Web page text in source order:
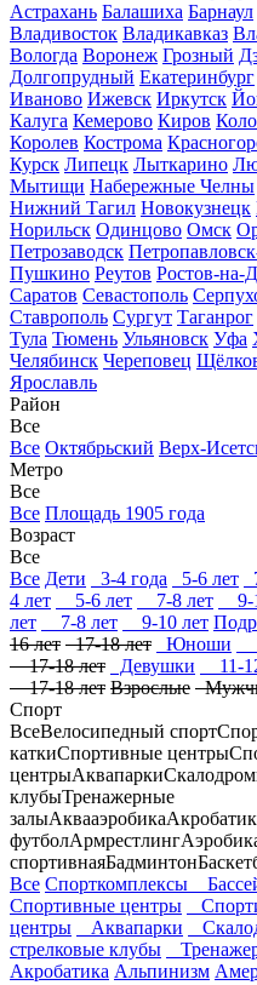
Астрахань Балашиха Барнаул
Владивосток Владикавказ
Вологда Воронеж Грозный
Долгопрудный Екатеринбург
Иваново Ижевск Иркутск
Калуга Кемерово Киров
Королев Кострома
Курск Липецк Лыткарино
Мытищи Набережные Челны
Нижний Тагил Новокузнецк
Норильск Одинцово Омск
Петрозаводск
Пушкино Реутов Ростов-на-
Саратов Севастополь
Ставрополь Сургут Таганрог
Тула Тюмень Ульяновск Уфа
Челябинск Череповец
Ярославль
Район
Все
Все Октябрьский Верх-
Метро
Все
Все Площадь 1905 года
Возраст
Все
Все Дети 3-4 года 5-6 лет
4 лет
5-6 лет 7-8 лет 9-
лет
7-8 лет 9-10 лет
16 лет 17-18 лет Юноши
17-18 лет
Девушки 11-
17-18 лет Взрослые
Спорт
ВсеВелосипедный спорт
каткиСпортивные центры
центрыАквапарки
клубыТренажерные
залыАквааэробика
футболАрмрестлинг
спортивнаяБадминтон
Все Спорткомплексы
Спортивные центры
центры
Аквапарки
стрелковые клубы
Акробатика Альпинизм